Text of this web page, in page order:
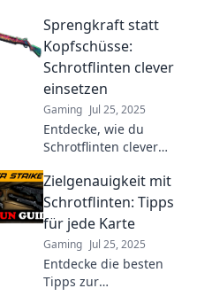
tips, tricks, and tactics
to dominate your
opponents and secure
Sprengkraft statt
Kopfschüsse:
Schrotflinten clever
einsetzen
Gaming Jul 25, 2025
Entdecke, wie du
Schrotflinten clever
Tricks für maximale
Sprengkraft ohne
Kopfschüsse – das
perfekte Rundum-
Paket für Schützen!
Zielgenauigkeit mit
Schrotflinten: Tipps
für jede Karte
Gaming Jul 25, 2025
Entdecke die besten
Tipps zur